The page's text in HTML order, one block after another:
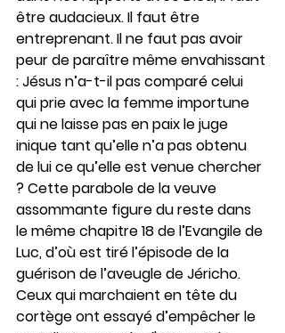
être audacieux. Il faut être
entreprenant. Il ne faut pas avoir
peur de paraître même envahissant
: Jésus n’a-t-il pas comparé celui
qui prie avec la femme importune
qui ne laisse pas en paix le juge
inique tant qu’elle n’a pas obtenu
de lui ce qu’elle est venue chercher
? Cette parabole de la veuve
assommante figure du reste dans
le même chapitre 18 de l’Evangile de
Luc, d’où est tiré l’épisode de la
guérison de l’aveugle de Jéricho.
Ceux qui marchaient en tête du
cortège ont essayé d’empêcher le